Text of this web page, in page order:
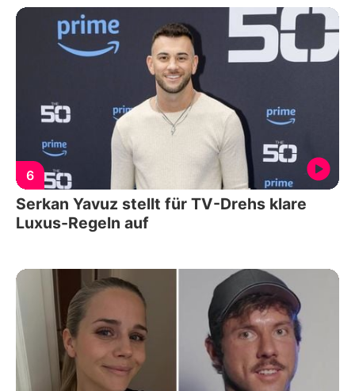
6
Serkan Yavuz stellt für TV-Drehs klare
Luxus-Regeln auf